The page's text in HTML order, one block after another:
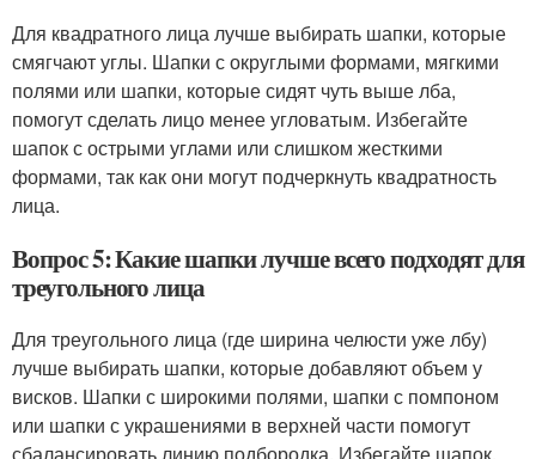
Для квадратного лица лучше выбирать шапки, которые
смягчают углы. Шапки с округлыми формами, мягкими
полями или шапки, которые сидят чуть выше лба,
помогут сделать лицо менее угловатым. Избегайте
шапок с острыми углами или слишком жесткими
формами, так как они могут подчеркнуть квадратность
лица.
Вопрос 5: Какие шапки лучше всего подходят для
треугольного лица
Для треугольного лица (где ширина челюсти уже лбу)
лучше выбирать шапки, которые добавляют объем у
висков. Шапки с широкими полями, шапки с помпоном
или шапки с украшениями в верхней части помогут